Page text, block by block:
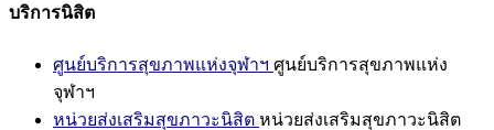
บริการนิสิต
ศูนย์บริการสุขภาพแห่งจุฬาฯ ศูนย์บริการสุขภาพแห่ง
จุฬาฯ
หน่วยส่งเสริมสุขภาวะนิสิต หน่วยส่งเสริมสุขภาวะนิสิต